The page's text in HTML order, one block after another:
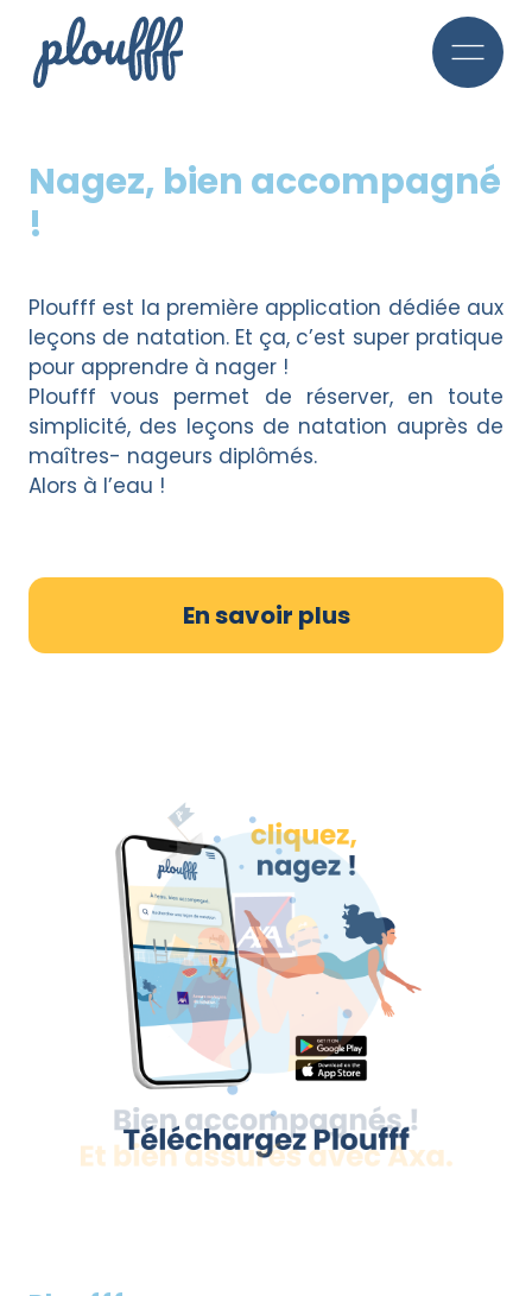
Nagez, bien accompagné
!
Ploufff est la première application dédiée aux
leçons de natation. Et ça, c’est super pratique
pour apprendre à nager !
Ploufff vous permet de réserver, en toute
simplicité, des leçons de natation auprès de
maîtres- nageurs diplômés.
Alors à l’eau !
En savoir plus